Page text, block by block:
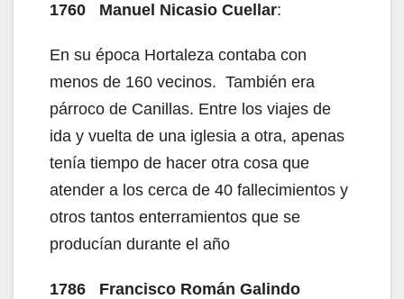
1760 Manuel Nicasio Cuellar:
En su época Hortaleza contaba con
menos de 160 vecinos. También era
párroco de Canillas. Entre los viajes de
ida y vuelta de una iglesia a otra, apenas
tenía tiempo de hacer otra cosa que
atender a los cerca de 40 fallecimientos y
otros tantos enterramientos que se
producían durante el año
1786 Francisco Román Galindo